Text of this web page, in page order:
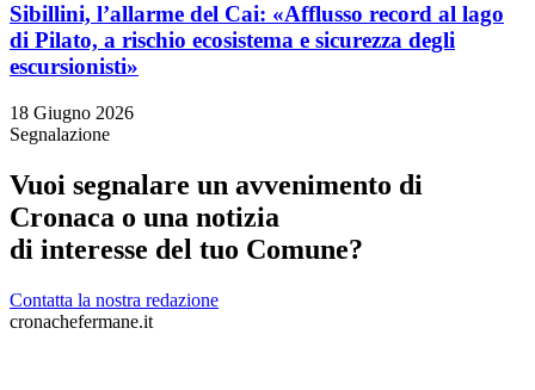
Sibillini, l’allarme del Cai: «Afflusso record al lago
di Pilato, a rischio ecosistema e sicurezza degli
escursionisti»
18 Giugno 2026
Segnalazione
Vuoi segnalare un avvenimento di
Cronaca o una notizia
di interesse del tuo Comune?
Contatta la nostra redazione
cronachefermane.it